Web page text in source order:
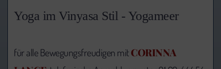
Yoga im Vinyasa Stil - Yogameer
für alle Bewegungsfreudigen mitCORINNA